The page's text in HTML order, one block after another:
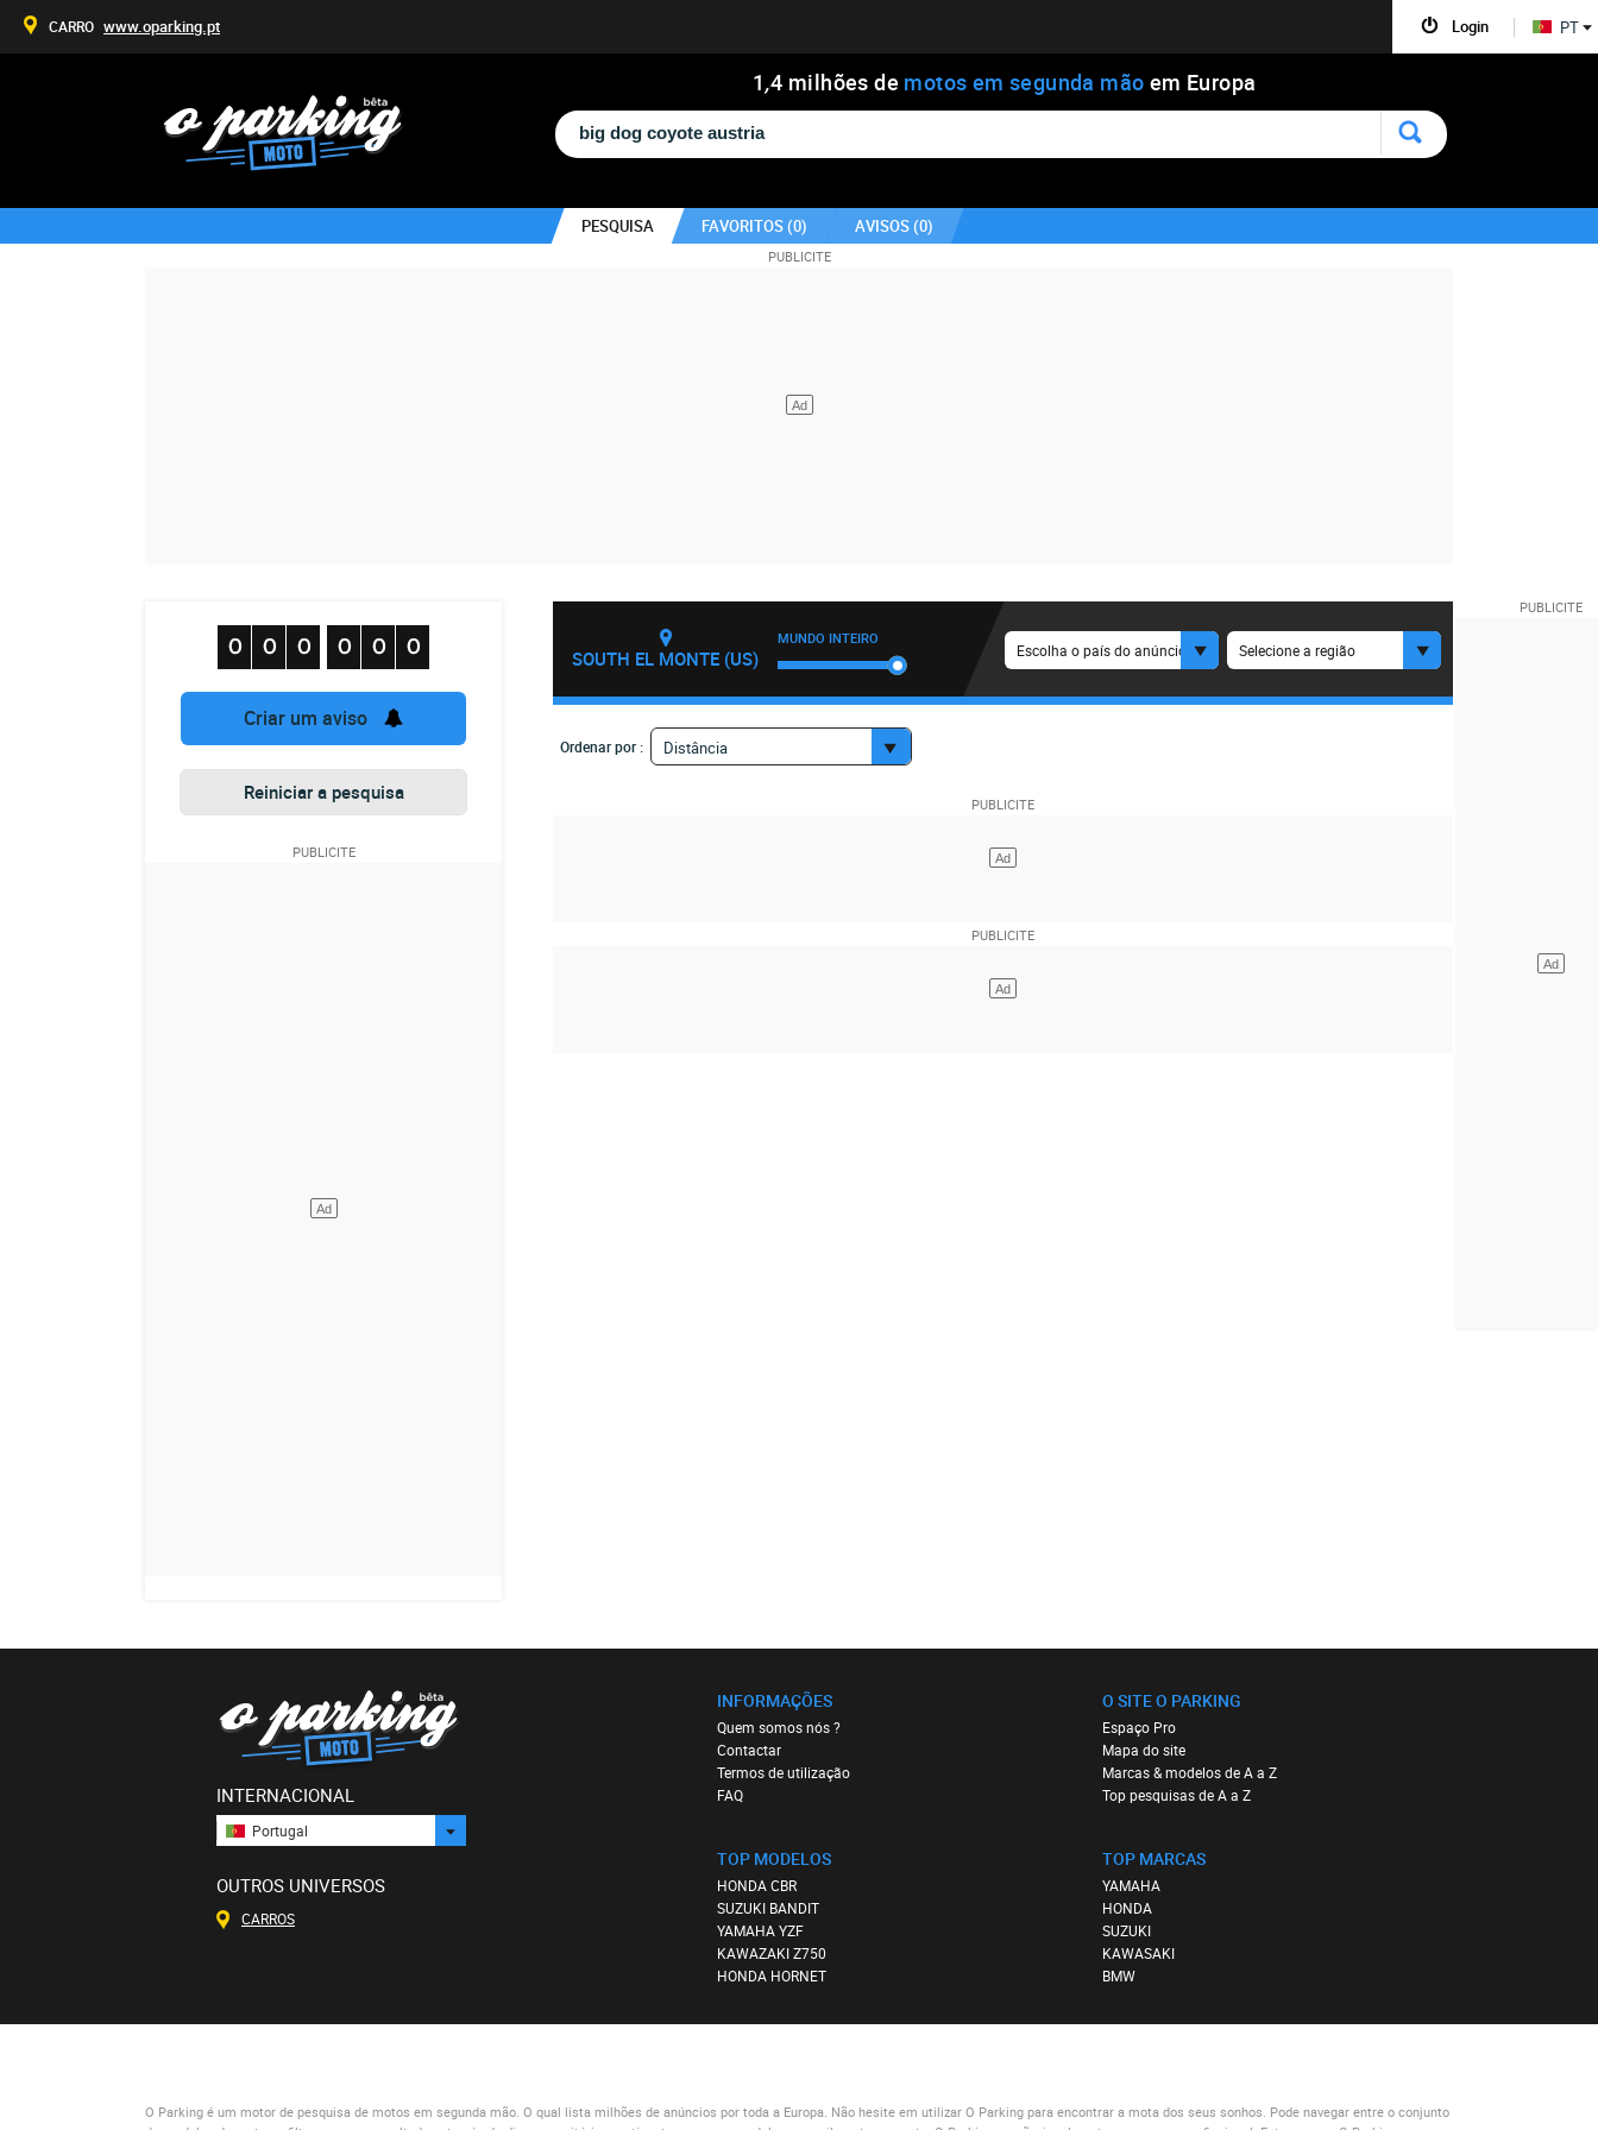
1,4 milhões de motos em segunda mão em Europa
PESQUISA FAVORITOS (0) AVISOS (0)
Criar um aviso
Reiniciar a pesquisa
SOUTH EL MONTE (US)
MUNDO INTEIRO
Escolha o país do anúncio Selecione a região
Ordenar por : Distância
INTERNACIONAL
Portugal
OUTROS UNIVERSOS
CARROS
INFORMAÇÕES
Quem somos nós ?
Contactar
Termos de utilização
FAQ
TOP MODELOS
HONDA CBR
SUZUKI BANDIT
YAMAHA YZF
KAWAZAKI Z750
HONDA HORNET
O SITE O PARKING
Espaço Pro
Mapa do site
Marcas & modelos de A a Z
Top pesquisas de A a Z
TOP MARCAS
YAMAHA
HONDA
SUZUKI
KAWASAKI
BMW
Login
CARRO www.oparking.pt PT
O Parking é um motor de pesquisa de motos em segunda mão. O qual lista milhões de anúncios por toda a Europa. Não hesite em utilizar O Parking para encontrar a mota dos seus sonhos. Pode navegar entre o conjunto